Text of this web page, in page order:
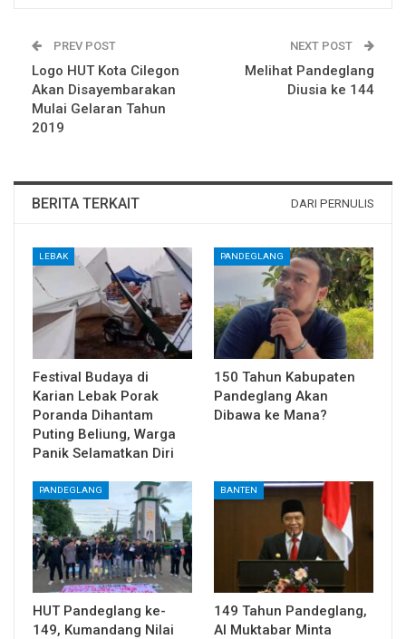
PREV POST
Logo HUT Kota Cilegon
Akan Disayembarakan
Mulai Gelaran Tahun
2019
NEXT POST
Melihat Pandeglang
Diusia ke 144
BERITA TERKAIT DARI PERNULIS
LEBAK
Festival Budaya di
Karian Lebak Porak
Poranda Dihantam
Puting Beliung, Warga
Panik Selamatkan Diri
PANDEGLANG
150 Tahun Kabupaten
Pandeglang Akan
Dibawa ke Mana?
PANDEGLANG
HUT Pandeglang ke-
149, Kumandang Nilai
BANTEN
149 Tahun Pandeglang,
Al Muktabar Minta